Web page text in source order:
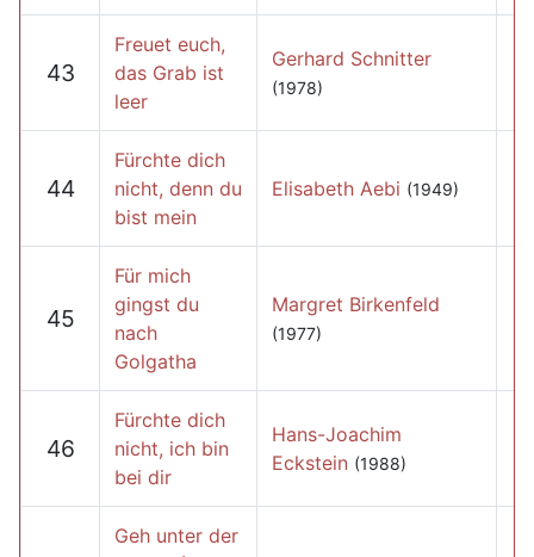
43
Freuet euch,
das Grab ist
leer
Gerhard Schnitter
(1978)
44
Fürchte dich
nicht, denn du
bist mein
Elisabeth Aebi (1949)
45
Für mich
gingst du
nach
Golgatha
Margret Birkenfeld
(1977)
46
Fürchte dich
nicht, ich bin
bei dir
Hans-Joachim
Eckstein (1988)
Geh unter der